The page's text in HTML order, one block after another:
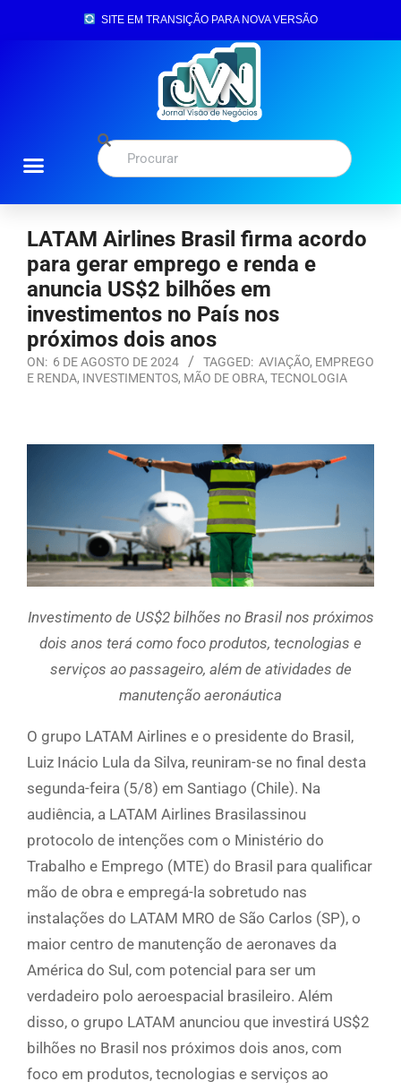
SITE EM TRANSIÇÃO PARA NOVA VERSÃO
LATAM Airlines Brasil firma acordo
para gerar emprego e renda e
anuncia US$2 bilhões em
investimentos no País nos
próximos dois anos
ON: 6 DE AGOSTO DE 2024 TAGGED: AVIAÇÃO, EMPREGO
E RENDA, INVESTIMENTOS, MÃO DE OBRA, TECNOLOGIA
Investimento de US$2 bilhões no Brasil nos próximos
dois anos terá como foco produtos, tecnologias e
serviços ao passageiro, além de atividades de
manutenção aeronáutica
O grupo LATAM Airlines e o presidente do Brasil,
Luiz Inácio Lula da Silva, reuniram-se no final desta
segunda-feira (5/8) em Santiago (Chile). Na
audiência, a LATAM Airlines Brasilassinou
protocolo de intenções com o Ministério do
Trabalho e Emprego (MTE) do Brasil para qualificar
mão de obra e empregá-la sobretudo nas
instalações do LATAM MRO de São Carlos (SP), o
maior centro de manutenção de aeronaves da
América do Sul, com potencial para ser um
verdadeiro polo aeroespacial brasileiro. Além
disso, o grupo LATAM anunciou que investirá US$2
bilhões no Brasil nos próximos dois anos, com
foco em produtos, tecnologias e serviços ao